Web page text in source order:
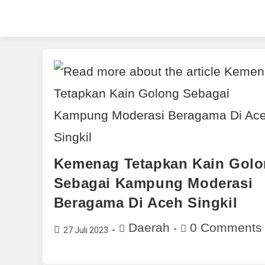
Kemenag Tetapkan Kain
Sebagai Kampung Moderasi
Beragama Di Aceh Singkil
27 Juli 2023 Daerah 0 Comments